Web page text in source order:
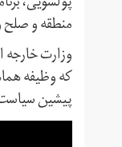
منطقه و صلح
وزارت خارجه
که وظیفه
پیشین